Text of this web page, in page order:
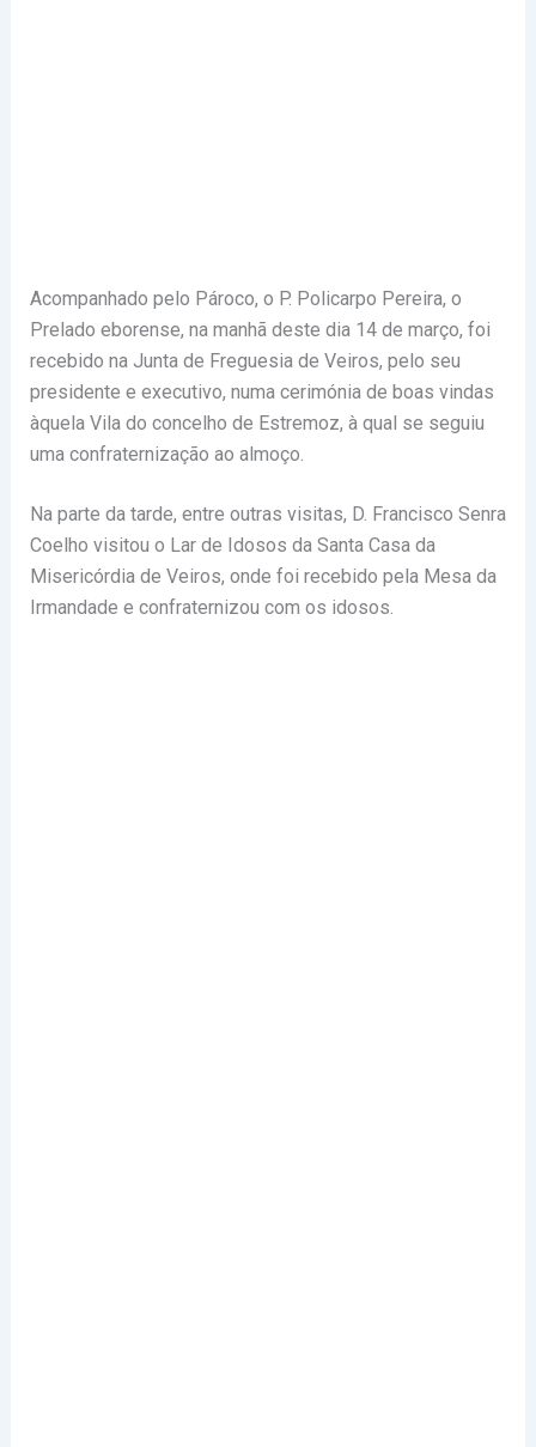
Acompanhado pelo Pároco, o P. Policarpo Pereira, o
Prelado eborense, na manhã deste dia 14 de março, foi
recebido na Junta de Freguesia de Veiros, pelo seu
presidente e executivo, numa cerimónia de boas vindas
àquela Vila do concelho de Estremoz, à qual se seguiu
uma confraternização ao almoço.
Na parte da tarde, entre outras visitas, D. Francisco Senra
Coelho visitou o Lar de Idosos da Santa Casa da
Misericórdia de Veiros, onde foi recebido pela Mesa da
Irmandade e confraternizou com os idosos.